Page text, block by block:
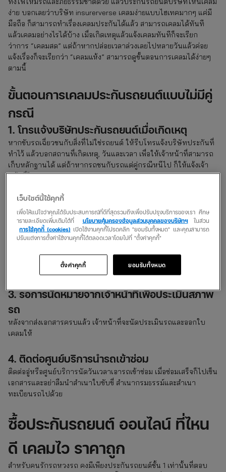
ง่าย บอกเลยว่าบริษัท insurerverse เคลมง่ายแบบไฮเทคมากๆ แค่มี
มือถือ ก็สามารถทำเรื่องเคลมประกันได้แล้ว สามารถเคลมได้ทันที
แล้วเคลมอย่างไรได้บ้าง เมื่อเกิดเหตุแล้วแจ้งเคลมทันทีก็จะเรียก
ว่าการ “เคลมสด” แต่ถ้าหากปล่อยเวลาล่วงเลยไปหลายวันแล้วค่อย
แจ้งเรื่องก็จะเรียกว่า “เคลมแห้ง” สามารถดูขั้นตอนการเคลมได้ง่ายๆ
ตามนี้
ขั้นตอนการเคลมประกันรถยนต์แบบไม่มีคู่
กรณี
1. โทรแจ้งบริษัทประกันรถยนต์เมื่อเกิดเหตุ
หากขับรถเฉี่ยวชนกับสิ่งที่ไม่ใช่รถยนต์ ให้รีบโทรแจ้งบริษัทประกันที่
ทำไว้ แล้วบอกสถานที่เกิดเหตุ, วันและเวลา เพื่อให้เจ้าหน้าที่สามารถ
เก็บหลักฐานได้ แต่ถ้าหากรถชนกับรถแต่คู่กรณีหนีไป ก็ให้แจ้งเจ้า
หน้าที่ไปตามตรง
2. เตรียมเอกสารสำหรับการเคลมประกันรถยนต์
เอกสารกรมธรรม์
ใบเคลม
ใบขับขี่
เล่มทะเบียนรถ
ภาพถ่ายความเสียหายที่เกิดขึ้น
3. รอการนัดหมายจากเจ้าหน้าที่เพื่อประเมินสภาพ
รถ
หลังจากส่งเอกสารครบแล้ว เจ้าหน้าที่จะนัดประเมินรถและออกใบ
เคลมให้
4. ติดต่อศูนย์บริการนำรถเข้าซ่อม
ติดต่ออู่หรือศูนย์บริการนัดวันเวลาเอารถเข้าซ่อม เมื่อซ่อมเสร็จก็ไปเซ็น
เอกสารและอย่าลืมนำสำเนาใบขับขี่ สำเนากรมธรรม์และสำเนา
ทะเบียนรถไปด้วย
ซื้อประกันรถยนต์ ออนไลน์ ที่ไหน
ดี เคลมไว ราคาถูก
สำหรับคนรักรถหวงรถ คงมีเพียงประกันรถยนต์ชั้น 1 เท่านั้นที่ตอบ
เว็บไซต์นี้ใช้คุกกี้
เพื่อให้แน่ใจว่าคุณได้รับประสบการณ์ที่ดีที่สุดรวมถึงเพื่อปรับปรุงบริการของเรา ศึกษ
ารายละเอียดเพิ่มเติมได้ที่
นโยบายคุ้มครองข้อมูลส่วนบุคคลของบริษัทฯในส่วน
การใช้คุกกี้ (cookies) เปิดใช้งานคุกกี้โปรดคลิก "ยอมรับทั้งหมด" และคุณสามารถ
ปรับแต่งการตั้งค่าใช้งานคุกกี้ได้ตลอดเวลาโดยไปที่ "ตั้งค่าคุกกี้"
ยอมรับทั้งหมด
ตั้งค่าคุกกี้